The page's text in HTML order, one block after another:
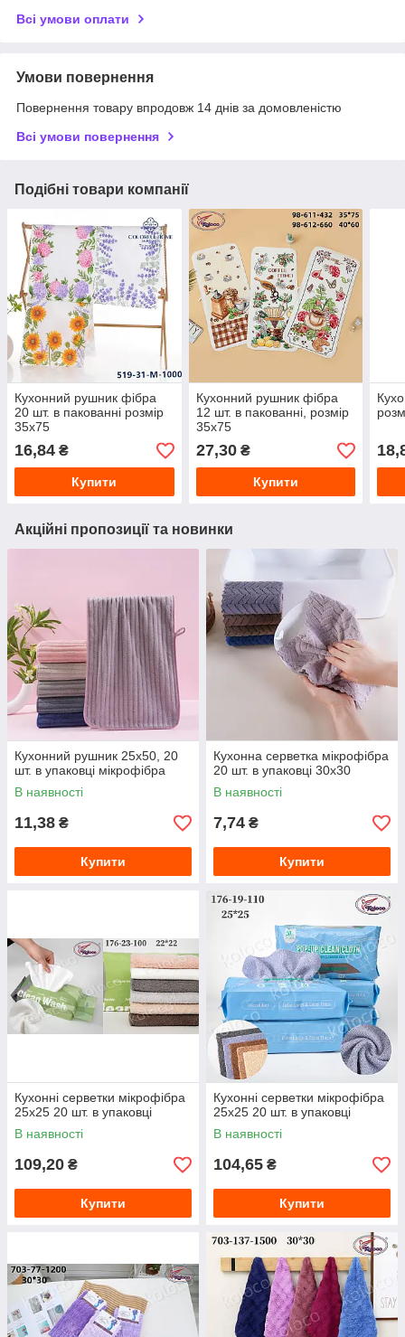
Всі умови оплати
Умови повернення
Повернення товару впродовж 14 днів за домовленістю
Всі умови повернення
Подібні товари компанії
Кухонний рушник фібра
20 шт. в пакованні розмір
35х75
16,84 ₴
Купити
Кухонний рушник фібра
12 шт. в пакованні, розмір
35х75
27,30₴
Купити
Акційні пропозиції та новинки
Кухонний рушник 25х50, 20
шт. в упаковці мікрофібра
В наявності
11,38 ₴
Купити
Кухонна серветка мікрофібра
20 шт. в упаковці 30х30
В наявності
7,74 ₴
Купити
Кухонні серветки мікрофібра
25х25 20 шт. в упаковці
В наявності
109,20 ₴
Купити
Кухонні серветки мікрофібра
25х25 20 шт. в упаковці
В наявності
104,65 ₴
Купити